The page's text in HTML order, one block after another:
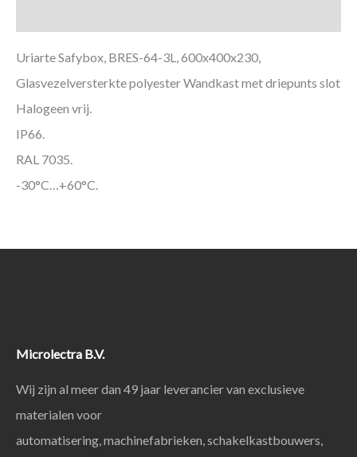
Uriarte Safybox, BRES-64-3L, 600x400x230,
Glasvezelversterkte polyester Wandkast met driepunts slot
Halogeen vrij.
IP66.
RAL 7035.
-30°C…+60°C.
Microlectra B.V.
Wij zijn al meer dan 49 jaar leverancier van exclusieve
materialen voor
automatisering, machinefabrieken, schakelkastbouwers,